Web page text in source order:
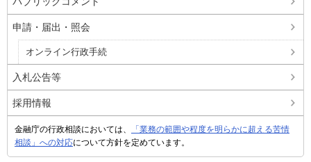
申請・届出・照会
オンライン行政手続
入札公告等
採用情報
金融庁の行政相談においては、
「業務の範囲や程度を明らかに超える苦情
相談」への対応について方針を定めています。